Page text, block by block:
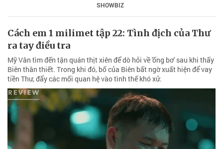
SHOWBIZ
Cách em 1 milimet tập 22: Tình địch của Thư
ra tay điều tra
Mỹ Vân tìm đến tận quán thịt xiên để dò hỏi về 'ống bơ' sau khi thấy
Biên thân thiết. Trong khi đó, bố của Biên bất ngờ xuất hiện để vay
tiền Thư, đẩy các mối quan hệ vào tình thế khó xử.